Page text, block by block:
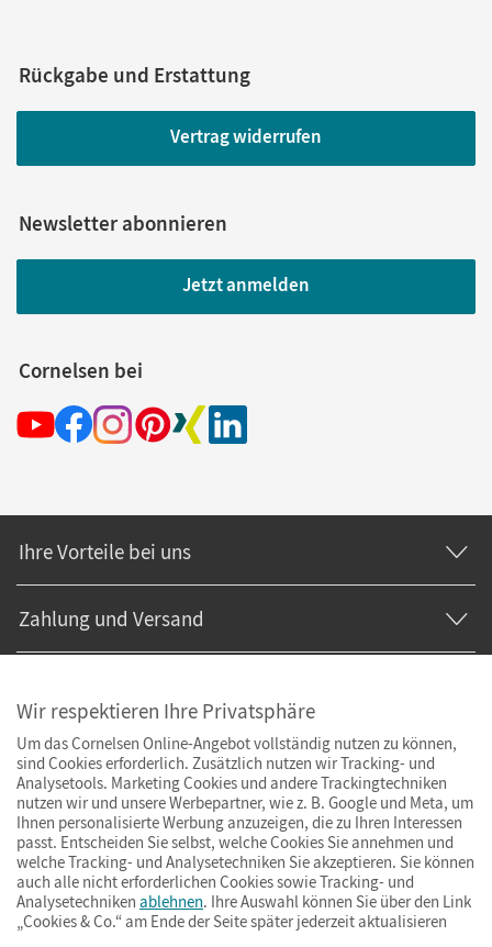
Rückgabe und Erstattung
Vertrag widerrufen
Newsletter abonnieren
Jetzt anmelden
Cornelsen bei
Ihre Vorteile bei uns
Zahlung und Versand
ImpressumAGBDatenschutzBarrierefreiheitCookies & Co.
Wir respektieren Ihre Privatsphäre
Um das Cornelsen Online-Angebot vollständig nutzen zu können,
sind Cookies erforderlich. Zusätzlich nutzen wir Tracking- und
Analysetools. Marketing Cookies und andere Trackingtechniken
nutzen wir und unsere Werbepartner, wie z. B. Google und Meta, um
Ihnen personalisierte Werbung anzuzeigen, die zu Ihren Interessen
passt. Entscheiden Sie selbst, welche Cookies Sie annehmen und
welche Tracking- und Analysetechniken Sie akzeptieren. Sie können
auch alle nicht erforderlichen Cookies sowie Tracking- und
Analysetechniken ablehnen. Ihre Auswahl können Sie über den Link
„Cookies & Co.“ am Ende der Seite später jederzeit aktualisieren